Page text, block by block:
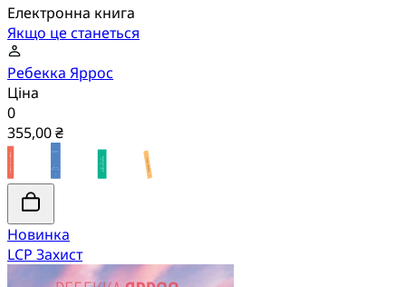
Електронна книга
Якщо це станеться
Ребекка Яррос
Ціна
0
355,00 ₴
Новинка
LCP Захист